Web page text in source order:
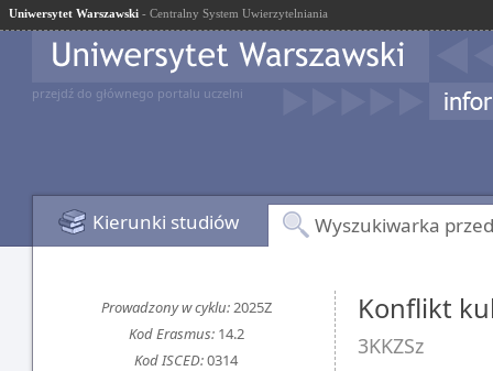
Uniwersytet Warszawski - Centralny System Uwierzytelniania
przejdź do głównego portalu uczelni
Kierunki studiów Wyszukiwarka
Prowadzony w cyklu:2025Z
Kod Erasmus:14.2
Kod ISCED:0314
Konflikt
3KKZSz